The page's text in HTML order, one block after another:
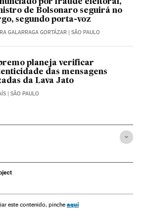
por fraude eleitoral,
de Bolsonaro seguirá no
segundo porta-voz
GALARRAGA GORTÁZAR | SÃO PAULO
planeja verificar
das mensagens
da Lava Jato
| SÃO PAULO
este contenido, pinche aquí